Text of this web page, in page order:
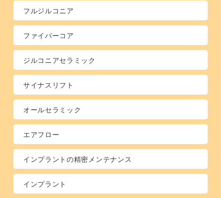
フルジルコニア
ファイバーコア
ジルコニアセラミック
サイナスリフト
オールセラミック
エアフロー
インプラントの精密メンテナンス
インプラント